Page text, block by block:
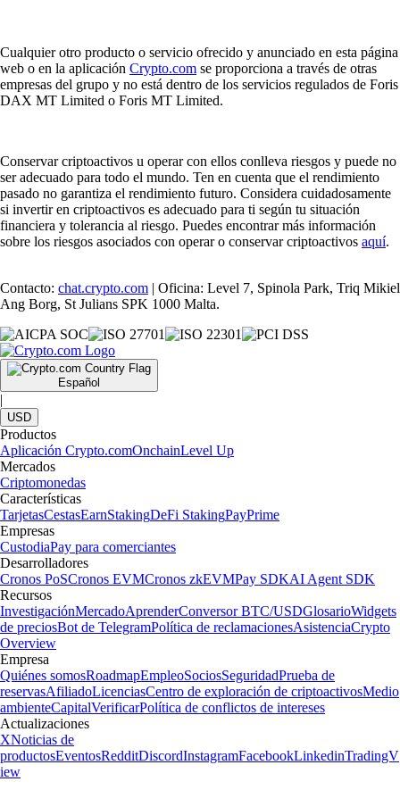
Cualquier otro producto o servicio ofrecido y anunciado en esta página
web o en la aplicación Crypto.com se proporciona a través de otras
empresas del grupo y no está dentro de los servicios regulados de Foris
DAX MT Limited o Foris MT Limited.
Conservar criptoactivos u operar con ellos conlleva riesgos y puede no
ser adecuado para todo el mundo. Ten en cuenta que el rendimiento
pasado no garantiza el rendimiento futuro. Considera cuidadosamente
si invertir en criptoactivos es adecuado para ti según tu situación
financiera y tolerancia al riesgo. Puedes encontrar más información
sobre los riesgos asociados con operar o conservar criptoactivos aquí.
Contacto: chat.crypto.com | Oficina: Level 7, Spinola Park, Triq Mikiel
Ang Borg, St Julians SPK 1000 Malta.
Español
|
USD
Productos
Aplicación Crypto.comOnchainLevel Up
Mercados
Criptomonedas
Características
TarjetasCestasEarnStakingDeFi StakingPayPrime
Empresas
CustodiaPay para comerciantes
Desarrolladores
Cronos PoSCronos EVMCronos zkEVMPay SDKAI Agent SDK
Recursos
InvestigaciónMercadoAprenderConversor BTC/USDGlosarioWidgets
de preciosBot de TelegramPolítica de reclamacionesAsistenciaCrypto
Overview
Empresa
Quiénes somosRoadmapEmpleoSociosSeguridadPrueba de
reservasAfiliadoLicenciasCentro de exploración de criptoactivosMedio
ambienteCapitalVerificarPolítica de conflictos de intereses
Actualizaciones
XNoticias de
productosEventosRedditDiscordInstagramFacebookLinkedinTradingV
iew